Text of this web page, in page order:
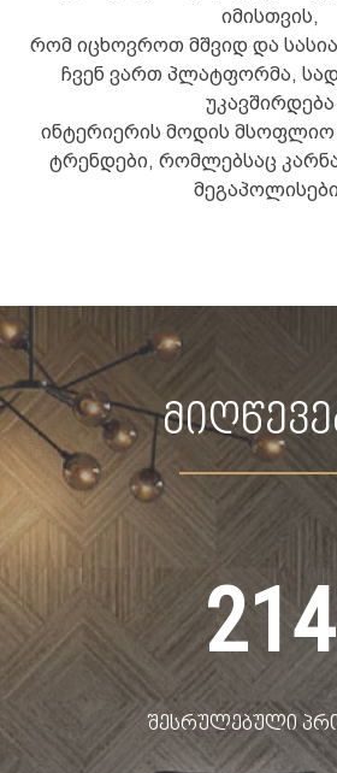
იმისთვის,
რომ იცხოვროთ მშვიდ და
ჩვენ ვართ პლატფორმა,
უკავშირდება
ინტერიერის მოდის მსოფლიო
ტრენდები, რომლებსაც
214
შესრულებული